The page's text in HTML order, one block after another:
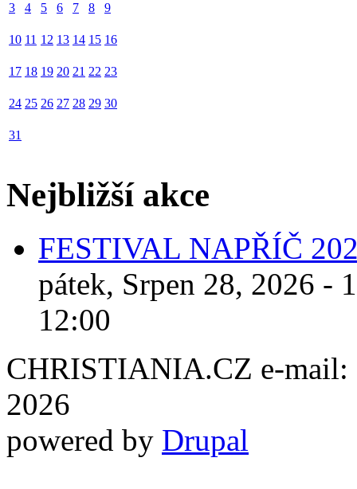
3 4 5 6 7 8 9
10 11 12 13 14 15 16
17 18 19 20 21 22 23
24 25 26 27 28 29 30
31
Nejbližší akce
FESTIVAL NAPŘÍČ
pátek, Srpen 28, 2026 -
12:00
CHRISTIANIA.CZ e-mail:
2026
powered by Drupal